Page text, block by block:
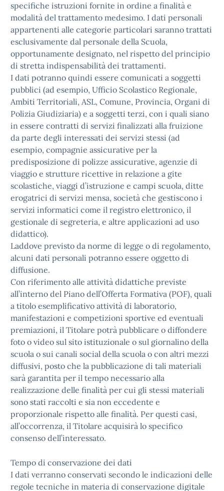
specifiche istruzioni fornite in ordine a finalità e
modalità del trattamento medesimo. I dati personali
appartenenti alle categorie particolari saranno trattati
esclusivamente dal personale della Scuola,
opportunamente designato, nel rispetto del principio
di stretta indispensabilità dei trattamenti.
I dati potranno quindi essere comunicati a soggetti
pubblici (ad esempio, Ufficio Scolastico Regionale,
Ambiti Territoriali, ASL, Comune, Provincia, Organi di
Polizia Giudiziaria) e a soggetti terzi, con i quali siano
in essere contratti di servizi finalizzati alla fruizione
da parte degli interessati dei servizi stessi (ad
esempio, compagnie assicurative per la
predisposizione di polizze assicurative, agenzie di
viaggio e strutture ricettive in relazione a gite
scolastiche, viaggi d’istruzione e campi scuola, ditte
erogatrici di servizi mensa, società che gestiscono i
servizi informatici come il registro elettronico, il
gestionale di segreteria, e altre applicazioni ad uso
didattico).
Laddove previsto da norme di legge o di regolamento,
alcuni dati personali potranno essere oggetto di
diffusione.
Con riferimento alle attività didattiche previste
all’interno del Piano dell’Offerta Formativa (POF), quali
a titolo esemplificativo attività di laboratorio,
manifestazioni e competizioni sportive ed eventuali
premiazioni, il Titolare potrà pubblicare o diffondere
foto o video sul sito istituzionale o sul giornalino della
scuola o sui canali social della scuola o con altri mezzi
diffusivi, posto che la pubblicazione di tali materiali
sarà garantita per il tempo necessario alla
realizzazione delle finalità per cui gli stessi materiali
sono stati raccolti e sia non eccedente e
proporzionale rispetto alle finalità. Per questi casi,
all’occorrenza, il Titolare acquisirà lo specifico
consenso dell’interessato.
Tempo di conservazione dei dati
I dati verranno conservati secondo le indicazioni delle
regole tecniche in materia di conservazione digitale